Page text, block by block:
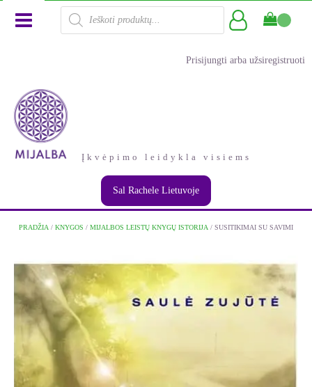
Products
search
Prisijungti arba užsiregistruoti
Įkvėpimo leidykla visiems
Sal Rachele Lietuvoje
PRADŽIA / KNYGOS / MIJALBOS LEISTŲ KNYGŲ ISTORIJA / SUSITIKIMAI SU SAVIMI